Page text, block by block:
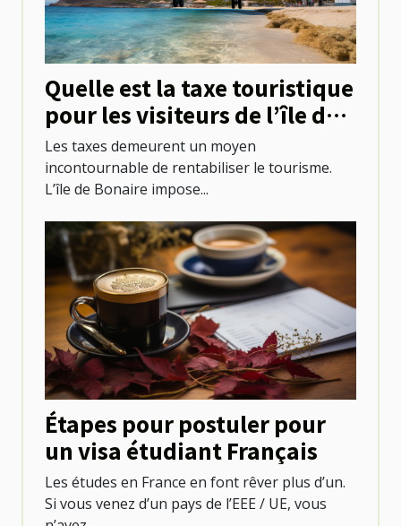
Quelle est la taxe touristique
pour les visiteurs de l’île de
Bonaire ?
Les taxes demeurent un moyen
incontournable de rentabiliser le tourisme.
L’île de Bonaire impose...
Étapes pour postuler pour
un visa étudiant Français
Les études en France en font rêver plus d’un.
Si vous venez d’un pays de l’EEE / UE, vous